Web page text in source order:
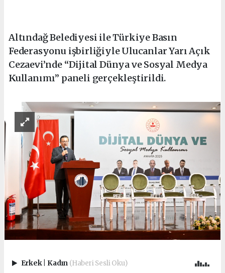
Altındağ Belediyesi ile Türkiye Basın
Federasyonu işbirliğiyle Ulucanlar Yarı Açık
Cezaevi’nde “Dijital Dünya ve Sosyal Medya
Kullanımı” paneli gerçekleştirildi.
Erkek Kadın (Haberi Sesli Oku)